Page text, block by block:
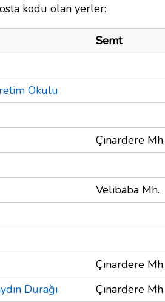
kodu olan yerler:
Semt
Okulu
Çınardere Mh.
Velibaba Mh.
Çınardere Mh.
Durağı
Çınardere Mh.